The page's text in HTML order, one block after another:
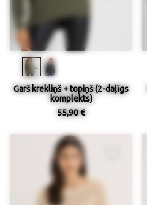
Garš krekliņš + topiņš (2-daļīgs
komplekts)
55,90 €